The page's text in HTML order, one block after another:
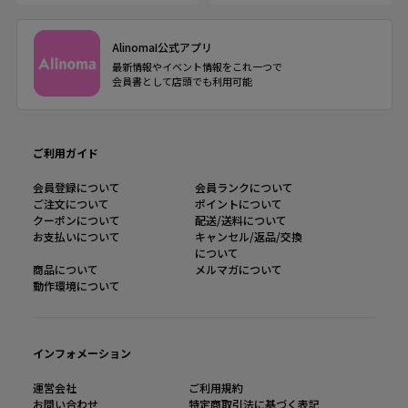
AlinomaI公式アプリ
最新情報やイベント情報をこれ一つで
会員書として店頭でも利用可能
ご利用ガイド
会員登録について
会員ランクについて
ご注文について
ポイントについて
クーポンについて
配送/送料について
お支払いについて
キャンセル/返品/交換
について
商品について
メルマガについて
動作環境について
インフォメーション
運営会社
ご利用規約
お問い合わせ
特定商取引法に基づく表記